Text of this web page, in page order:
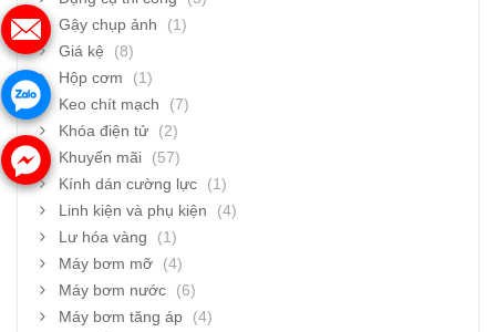
Gậy chụp ảnh
(1)
Giá kệ
(8)
Hộp cơm
(1)
Keo chít mạch
(7)
Khóa điện tử
(2)
Khuyến mãi
(57)
Kính dán cường lực
(1)
Linh kiện và phụ kiện
(4)
Lư hóa vàng
(1)
Máy bơm mỡ
(4)
Máy bơm nước
(6)
Máy bơm tăng áp
(4)